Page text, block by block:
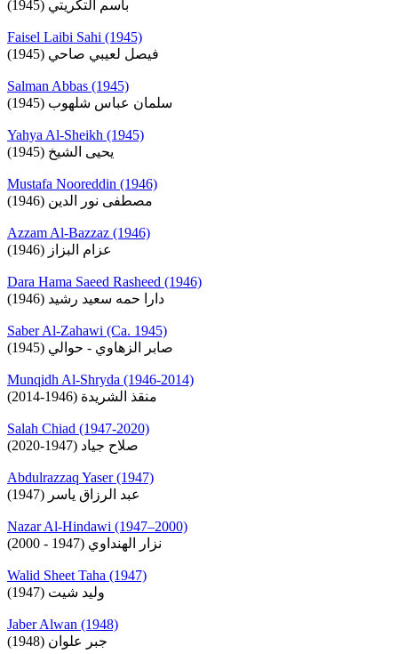
باسم التكريتي (1945)
Faisel Laibi Sahi (1945)
فيصل لعيبي صاحي (1945)
Salman Abbas (1945)
سلمان عباس شلهوب (1945)
Yahya Al-Sheikh (1945)
يحيى الشيخ (1945)
Mustafa Nooreddin (1946)
مصطفى نور الدين (1946)
Azzam Al-Bazzaz (1946)
عزام البزاز (1946)
Dara Hama Saeed Rasheed (1946)
دارا حمه سعيد رشيد (1946)
Saber Al-Zahawi (Ca. 1945)
صابر الزهاوي - حوالي (1945)
Munqidh Al-Shryda (1946-2014)
منقذ الشريدة (1946-2014)
Salah Chiad (1947-2020)
صلاح جياد (1947-2020)
Abdulrazzaq Yaser (1947)
عبد الرزاق ياسر (1947)
Nazar Al-Hindawi (1947–2000)
نزار الهنداوي (1947 - 2000)
Walid Sheet Taha (1947)
وليد شيت (1947)
Jaber Alwan (1948)
جبر علوان (1948)